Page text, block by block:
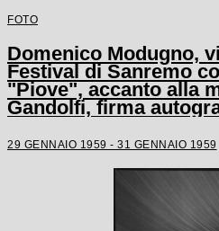
FOTO
Domenico Modugno,
Festival di Sanremo
"Piove", accanto alla
Gandolfi, firma
29 GENNAIO 1959 - 31 GENNAIO 1959